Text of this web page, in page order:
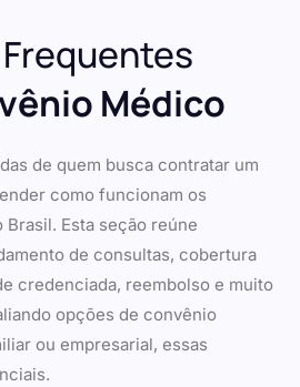
Médico
de quem busca contratar um
como funcionam os
Esta seção reúne
de consultas, cobertura
credenciada, reembolso e muito
opções de convênio
ou empresarial, essas